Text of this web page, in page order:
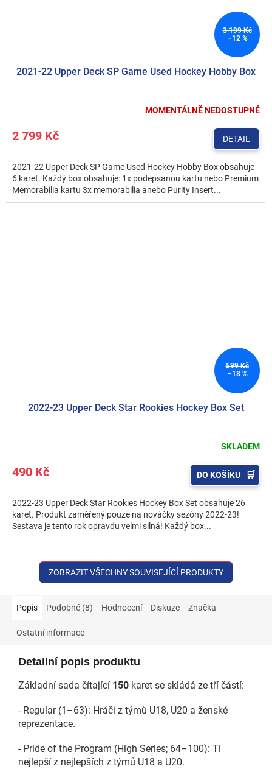
3 199 Kč
–12 %
2021-22 Upper Deck SP Game Used Hockey Hobby Box
MOMENTÁLNĚ NEDOSTUPNÉ
2 799 Kč DETAIL
2021-22 Upper Deck SP Game Used Hockey Hobby Box obsahuje
6 karet. Každý box obsahuje: 1x podepsanou kartu nebo Premium
Memorabilia kartu 3x memorabilia anebo Purity Insert...
599 Kč
–18 %
2022-23 Upper Deck Star Rookies Hockey Box Set
SKLADEM
490 Kč DO KOŠÍKU
2022-23 Upper Deck Star Rookies Hockey Box Set obsahuje 26
karet. Produkt zaměřený pouze na nováčky sezóny 2022-23!
Sestava je tento rok opravdu velmi silná! Každý box...
ZOBRAZIT VŠECHNY SOUVISEJÍCÍ PRODUKTY
Popis Podobné (8) Hodnocení Diskuze Značka
Ostatní informace
Detailní popis produktu
Základní sada čítající 150 karet se skládá ze tří částí:
- Regular (1–63): Hráči z týmů U18, U20 a ženské
reprezentace.
- Pride of the Program (High Series; 64–100): Ti
nejlepší z nejlepších z týmů U18 a U20.